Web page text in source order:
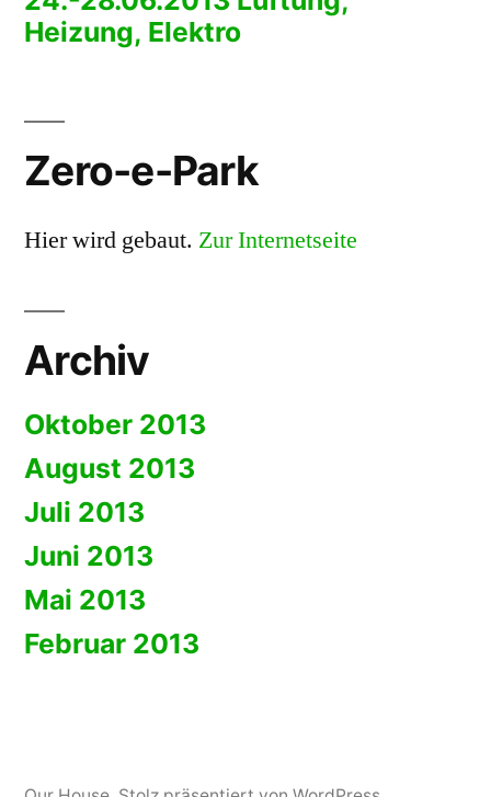
Heizung, Elektro
Zero-e-Park
Hier wird gebaut. Zur Internetseite
Archiv
Oktober 2013
August 2013
Juli 2013
Juni 2013
Mai 2013
Februar 2013